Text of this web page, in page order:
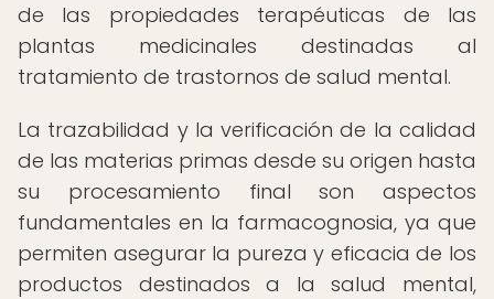
de las propiedades terapéuticas de las
plantas medicinales destinadas al
tratamiento de trastornos de salud mental.
La trazabilidad y la verificación de la calidad
de las materias primas desde su origen hasta
su procesamiento final son aspectos
fundamentales en la farmacognosia, ya que
permiten asegurar la pureza y eficacia de los
productos destinados a la salud mental,